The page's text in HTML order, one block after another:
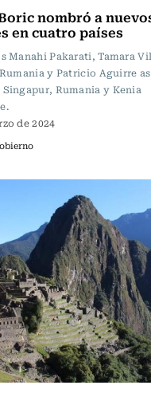
nombró a
en cuatro países
Manahi Pakarati, Tamara
y Patricio Aguirre
Rumania y Kenia
de 2024